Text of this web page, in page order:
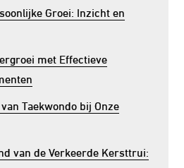
Groei: Inzicht en
met Effectieve
Taekwondo bij Onze
van de Verkeerde Kersttrui: